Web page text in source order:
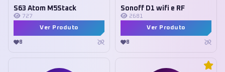
S63 Atom M5Stack
727
Ver Produto
8
Sonoff D1 wifi e RF
2681
Ver Produto
8